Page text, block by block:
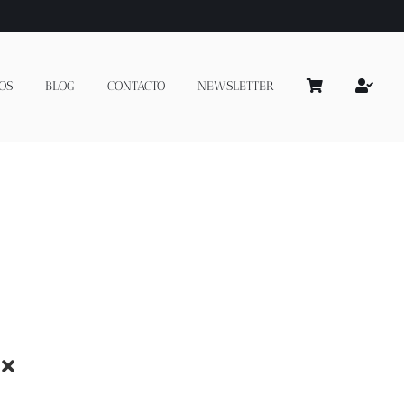
BLOG CONTACTO NEWSLETTER